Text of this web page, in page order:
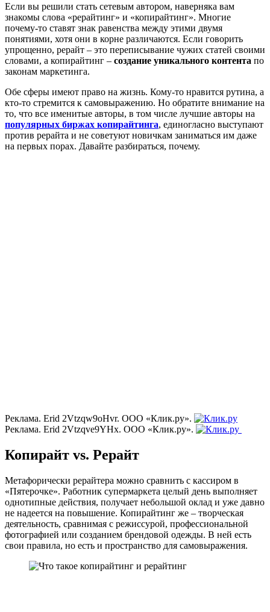
Если вы решили стать сетевым автором, наверняка вам
знакомы слова «рерайтинг» и «копирайтинг». Многие
почему-то ставят знак равенства между этими двумя
понятиями, хотя они в корне различаются. Если говорить
упрощенно, рерайт – это переписывание чужих статей своими
словами, а копирайтинг – создание уникального контента по
законам маркетинга.
Обе сферы имеют право на жизнь. Кому-то нравится рутина, а
кто-то стремится к самовыражению. Но обратите внимание на
то, что все именитые авторы, в том числе лучшие авторы на
популярных биржах копирайтинга, единогласно выступают
против рерайта и не советуют новичкам заниматься им даже
на первых порах. Давайте разбираться, почему.
Реклама. Erid 2Vtzqw9oHvr. ООО «Клик.ру».
Реклама. Erid 2Vtzqve9YHx. ООО «Клик.ру».
Копирайт vs. Рерайт
Метафорически рерайтера можно сравнить с кассиром в
«Пятерочке». Работник супермаркета целый день выполняет
однотипные действия, получает небольшой оклад и уже давно
не надеется на повышение. Копирайтинг же – творческая
деятельность, сравнимая с режиссурой, профессиональной
фотографией или созданием брендовой одежды. В ней есть
свои правила, но есть и пространство для самовыражения.